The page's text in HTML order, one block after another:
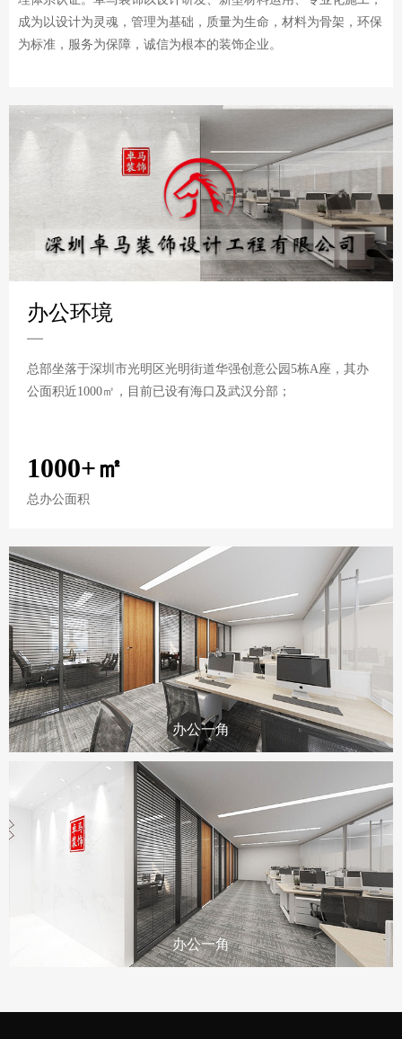
成为以设计为灵魂，管理为基础，质量为生命，材料为骨架，环保
为标准，服务为保障，诚信为根本的装饰企业。
办公环境
总部坐落于深圳市光明区光明街道华强创意公园5栋A座，其办
公面积近1000㎡，目前已设有海口及武汉分部；
1000+㎡
总办公面积
办公一角
办公一角